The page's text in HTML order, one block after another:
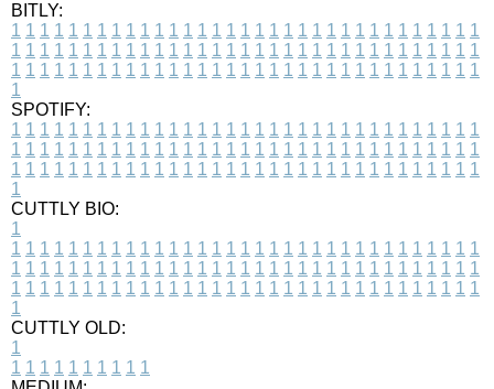
BITLY:
1 1 1 1 1 1 1 1 1 1 1 1 1 1 1 1 1 1 1 1 1 1 1 1 1 1 1 1 1 1 1 1 1
1 1 1 1 1 1 1 1 1 1 1 1 1 1 1 1 1 1 1 1 1 1 1 1 1 1 1 1 1 1 1 1 1
1 1 1 1 1 1 1 1 1 1 1 1 1 1 1 1 1 1 1 1 1 1 1 1 1 1 1 1 1 1 1 1 1
1
SPOTIFY:
1 1 1 1 1 1 1 1 1 1 1 1 1 1 1 1 1 1 1 1 1 1 1 1 1 1 1 1 1 1 1 1 1
1 1 1 1 1 1 1 1 1 1 1 1 1 1 1 1 1 1 1 1 1 1 1 1 1 1 1 1 1 1 1 1 1
1 1 1 1 1 1 1 1 1 1 1 1 1 1 1 1 1 1 1 1 1 1 1 1 1 1 1 1 1 1 1 1 1
1
CUTTLY BIO:
1
1 1 1 1 1 1 1 1 1 1 1 1 1 1 1 1 1 1 1 1 1 1 1 1 1 1 1 1 1 1 1 1 1
1 1 1 1 1 1 1 1 1 1 1 1 1 1 1 1 1 1 1 1 1 1 1 1 1 1 1 1 1 1 1 1 1
1 1 1 1 1 1 1 1 1 1 1 1 1 1 1 1 1 1 1 1 1 1 1 1 1 1 1 1 1 1 1 1 1
1
CUTTLY OLD:
1
1 1 1 1 1 1 1 1 1 1